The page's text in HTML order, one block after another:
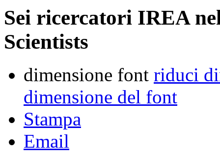
Sei ricercatori IREA
Scientists
dimensione font riduci
dimensione del font
Stampa
Email